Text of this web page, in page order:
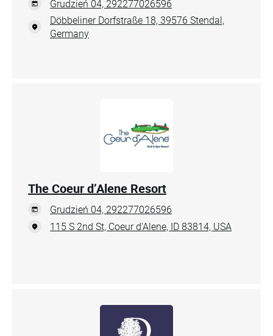
Grudzień 04, 292277026596
Döbbeliner Dorfstraße 18, 39576 Stendal,
Germany
The Coeur d’Alene Resort
Grudzień 04, 292277026596
115 S 2nd St, Coeur d'Alene, ID 83814, USA